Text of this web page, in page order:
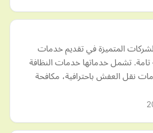
المتميزة في تقديم خدمات
تامة. تشمل خدماتها خدمات النظافة
نقل العفش باحترافية، مكافحة